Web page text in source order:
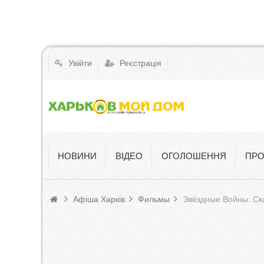
Увійти Реєстрація
Афіша
НОВИНИ ВІДЕО ОГОЛОШЕННЯ
Афіша Харків Фильмы Звёздные Войны: